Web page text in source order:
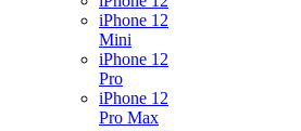
iPhone 12
Mini
iPhone 12
Pro
iPhone 12
Pro Max